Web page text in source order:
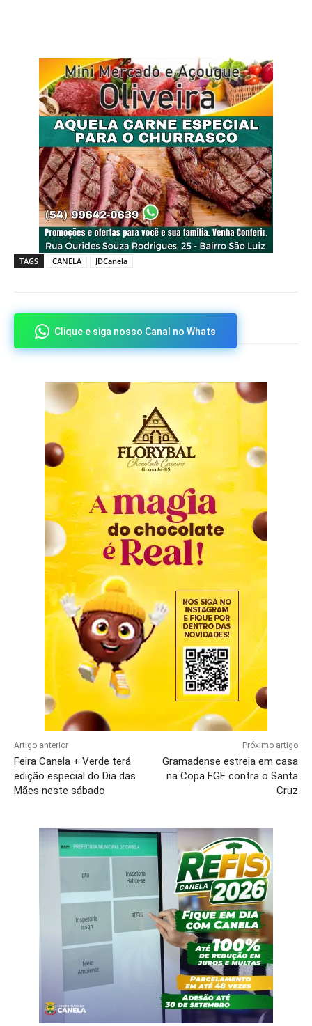
TAGS CANELA JDCanela
Clique e siga nosso Canal no Whats
Artigo anterior
Feira Canela + Verde terá
edição especial do Dia das
Mães neste sábado
Próximo artigo
Gramadense estreia em casa
na Copa FGF contra o Santa
Cruz